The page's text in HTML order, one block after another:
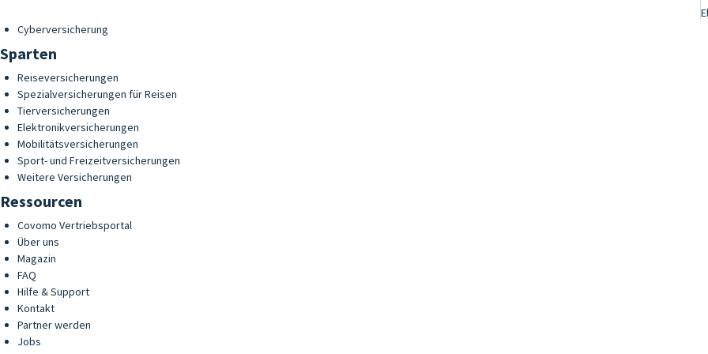
Cyberversicherung
Sparten
Reiseversicherungen
Spezialversicherungen für Reisen
Tierversicherungen
Elektronikversicherungen
Mobilitätsversicherungen
Sport- und Freizeitversicherungen
Weitere Versicherungen
Ressourcen
Covomo Vertriebsportal
Über uns
Magazin
FAQ
Hilfe & Support
Kontakt
Partner werden
Jobs